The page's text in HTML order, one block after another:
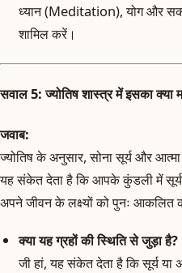
ध्यान (Meditation), योग और
शामिल करें।
सवाल 5: ज्योतिष शास्त्र में इसका क्या
जवाब:
ज्योतिष के अनुसार, सोना सूर्य और
यह संकेत देता है कि आपके कुंडली में
अपने जीवन के लक्ष्यों को पुनः
क्या यह ग्रहों की स्थिति से जुड़ा है?
जी हां, यह संकेत देता है कि सूर्य